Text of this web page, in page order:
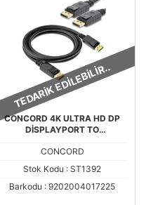
TEDARİK EDİLEBİLİR..
CONCORD 4K ULTRA HD DP
DİSPLAYPORT TO
DİSPLAY KABLO 1.8MT
CONCORD
Stok Kodu : ST1392
Barkodu : 9202004017225